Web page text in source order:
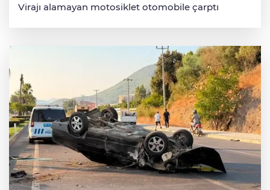
Virajı alamayan motosiklet otomobile çarptı